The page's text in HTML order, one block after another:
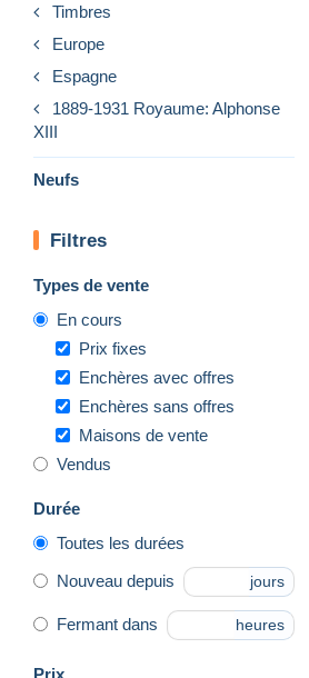
Timbres
Europe
Espagne
1889-1931 Royaume: Alphonse
XIII
Neufs
Filtres
Types de vente
En cours
Prix fixes
Enchères avec offres
Enchères sans offres
Maisons de vente
Vendus
Durée
Toutes les durées
Nouveau depuis jours
Fermant dans heures
Prix